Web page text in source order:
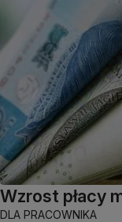
Wzrost płacy
DLA PRACOWNIKA